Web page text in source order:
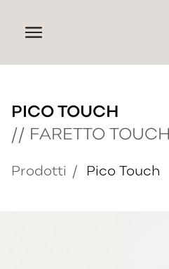
PICO TOUCH
// FARETTO TOUCH
Prodotti / Pico Touch